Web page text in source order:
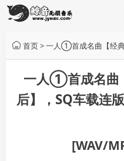
首页>一人①首成名曲【经典粤语·60 70 80后】，
一人①首成名曲
后】，SQ车载连
[WAV/